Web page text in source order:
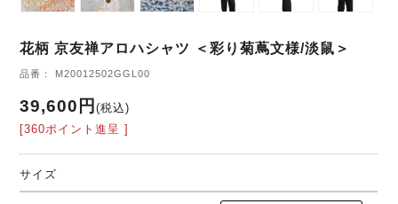
花柄 京友禅アロハシャツ ＜彩り菊蔦文様/淡鼠＞
品番： M20012502GGL00
39,600円(税込)
[360ポイント進呈 ]
サイズ